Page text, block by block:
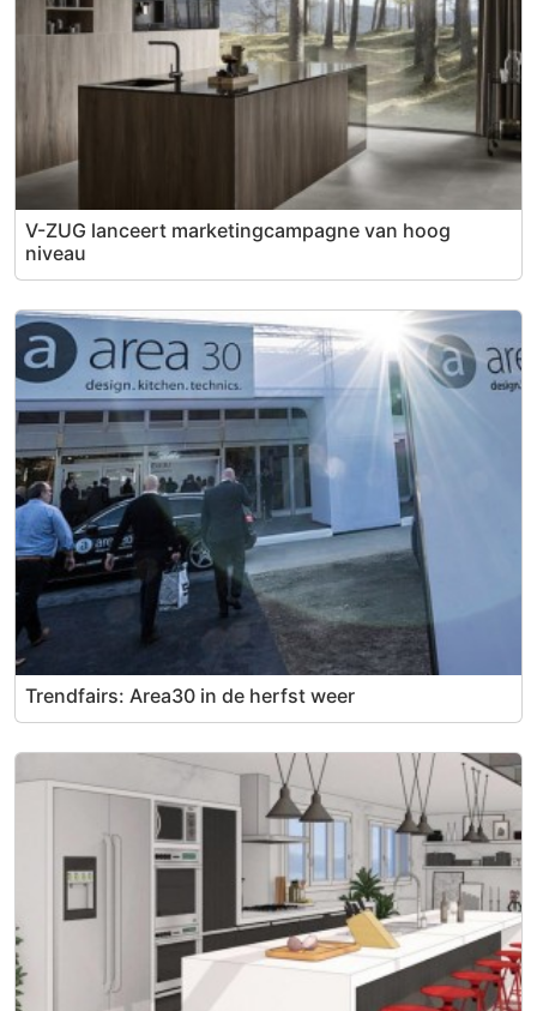
V-ZUG lanceert marketingcampagne van hoog
niveau
Trendfairs: Area30 in de herfst weer